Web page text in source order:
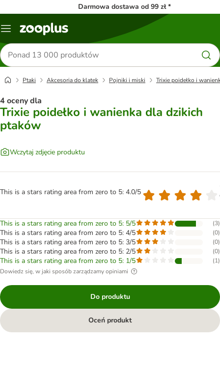
Darmowa dostawa od 99 zł *
Menu
Szukaj
produktów
Ptaki Akcesoria do klatek Pojniki i miski Trixie poidełko i
4 oceny dla
Trixie poidełko i wanienka dla dzikich
ptaków
Wczytaj zdjęcie produktu
This is a stars rating area from zero to 5: 4.0/5
This is a stars rating area from zero to 5: 5/5 (3)
This is a stars rating area from zero to 5: 4/5 (0)
This is a stars rating area from zero to 5: 3/5 (0)
This is a stars rating area from zero to 5: 2/5 (0)
This is a stars rating area from zero to 5: 1/5 (1)
Dowiedz się, w jaki sposób zarządzamy opiniami
Do produktu
Oceń produkt